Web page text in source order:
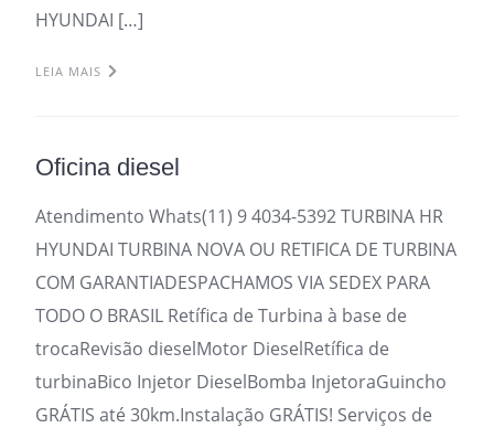
HYUNDAI […]
LEIA MAIS
Oficina diesel
Atendimento Whats(11) 9 4034-5392 TURBINA HR
HYUNDAI TURBINA NOVA OU RETIFICA DE TURBINA
COM GARANTIADESPACHAMOS VIA SEDEX PARA
TODO O BRASIL Retífica de Turbina à base de
trocaRevisão dieselMotor DieselRetífica de
turbinaBico Injetor DieselBomba InjetoraGuincho
GRÁTIS até 30km.Instalação GRÁTIS! Serviços de